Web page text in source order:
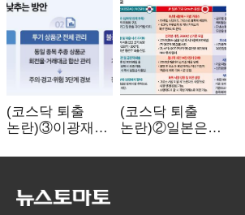
(코스닥 퇴출
논란)③이광재
자동차 없애지는
(코스닥 퇴출
논란)②일본은
기다려주는데